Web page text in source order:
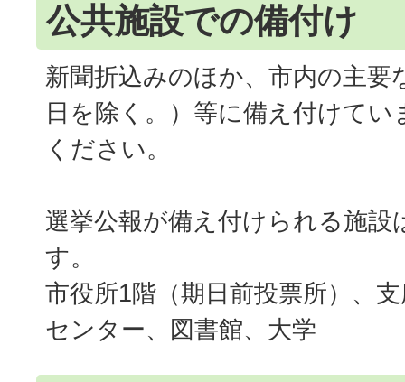
公共施設での備付け
新聞折込みのほか、市内の主要
日を除く。）等に備え付けてい
ください。
選挙公報が備え付けられる施設
す。
市役所1階（期日前投票所）、
センター、図書館、大学